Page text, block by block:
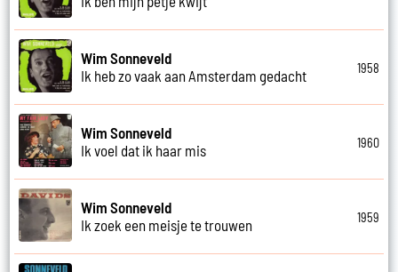
Wim Sonneveld
Ik heb zo vaak aan Amsterdam gedacht
1958
Wim Sonneveld
Ik voel dat ik haar mis
1960
Wim Sonneveld
Ik zoek een meisje te trouwen
1959